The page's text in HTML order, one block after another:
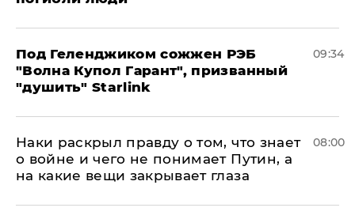
Под Геленджиком сожжен РЭБ
"Волна Купол Гарант", призванный
"душить" Starlink
09:34
Наки раскрыл правду о том, что знает
о войне и чего не понимает Путин, а
на какие вещи закрывает глаза
08:00